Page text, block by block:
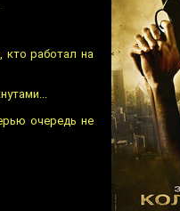
кто работал на
очередь не